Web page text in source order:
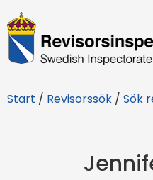
R
e
i
Start / Revisorssök / Sök